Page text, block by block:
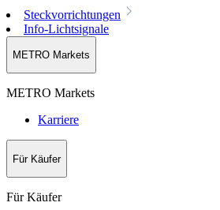
Steckvorrichtungen
Info-Lichtsignale
METRO Markets
METRO Markets
Karriere
Für Käufer
Für Käufer